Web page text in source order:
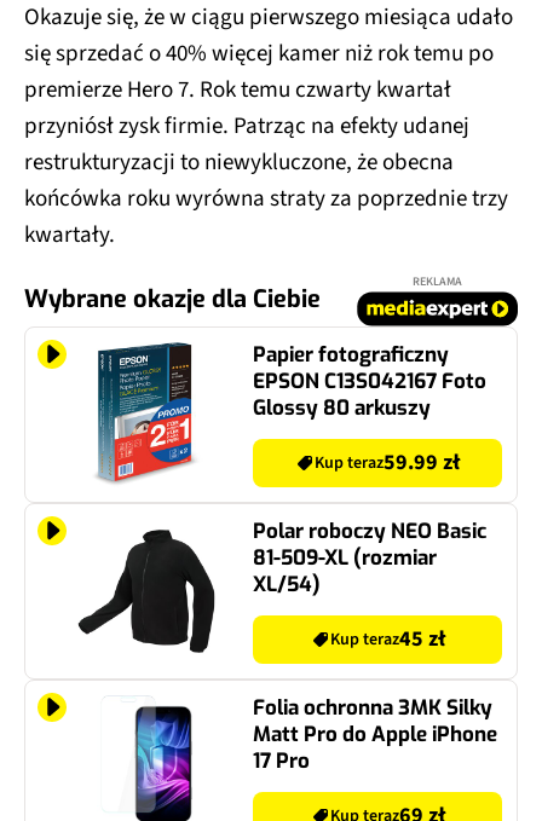
Okazuje się, że w ciągu pierwszego miesiąca udało
się sprzedać o 40% więcej kamer niż rok temu po
premierze Hero 7. Rok temu czwarty kwartał
przyniósł zysk firmie. Patrząc na efekty udanej
restrukturyzacji to niewykluczone, że obecna
końcówka roku wyrówna straty za poprzednie trzy
kwartały.
Wybrane okazje dla Ciebie
REKLAMA
Papier fotograficzny
EPSON C13S042167 Foto
Glossy 80 arkuszy
Kup teraz59.99 zł
Polar roboczy NEO Basic
81-509-XL (rozmiar
XL/54)
Kup teraz45 zł
Folia ochronna 3MK Silky
Matt Pro do Apple iPhone
17 Pro